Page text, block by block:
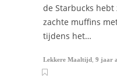
de Starbucks hebt
zachte muffins
tijdens het…
Lekkere Maaltijd 9 jaar